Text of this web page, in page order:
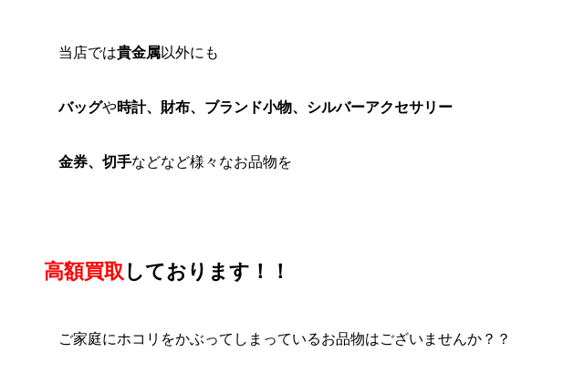
当店では貴金属以外にも
バッグや時計、財布、ブランド小物、シルバーアクセサリー
金券、切手などなど様々なお品物を
高額買取 しております！！
ご家庭にホコリをかぶってしまっているお品物はございませんか？？